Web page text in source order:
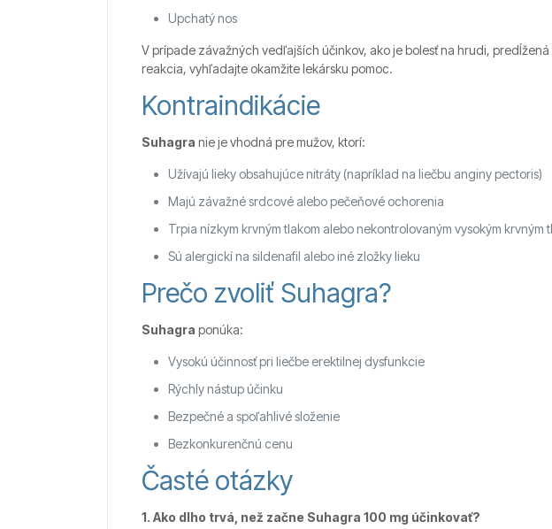
Upchatý nos
V prípade závažných vedľajších účinkov, ako je bolesť na hrudi,
reakcia, vyhľadajte okamžite lekársku pomoc.
Kontraindikácie
Suhagra nie je vhodná pre mužov, ktorí:
Užívajú lieky obsahujúce nitráty (napríklad na liečbu anginy pectoris)
Majú závažné srdcové alebo pečeňové ochorenia
Trpia nízkym krvným tlakom alebo nekontrolovaným vysokým krvným
Sú alergickí na sildenafil alebo iné zložky lieku
Prečo zvoliť Suhagra?
Suhagra ponúka:
Vysokú účinnosť pri liečbe erektilnej dysfunkcie
Rýchly nástup účinku
Bezpečné a spoľahlivé složenie
Bezkonkurenčnú cenu
Časté otázky
1. Ako dlho trvá, než začne Suhagra 100 mg účinkovať?